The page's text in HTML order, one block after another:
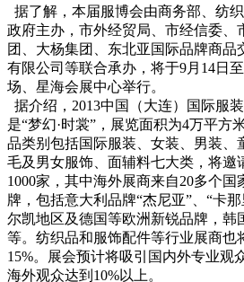
据了解，本届服博会由商务部、纺
政府主办，市外经贸局、市经信委、
团、大杨集团、东北亚国际品牌商品
有限公司等联合承办，将于9月14日
场、星海会展中心举行。
据介绍，2013中国（大连）国际服
是“梦幻·时裳”，展览面积为4万平方
品类别包括国际服装、女装、男装、
毛及男女服饰、面辅料七大类，将邀
1000家，其中海外展商来自20多个国
牌，包括意大利品牌“杰尼亚”、“卡
尔凯地区及德国等欧洲新锐品牌，韩
等。纺织品和服饰配件等行业展商也
15%。展会预计将吸引国内外专业观
海外观众达到10%以上。